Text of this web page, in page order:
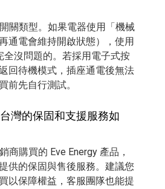
關類型。如果電器使用「機械
通電會維持開啟狀態），使用
全沒問題的。若採用電子式按
回待機模式，插座通電後無法
前先自行測試。
灣的保固和支援服務如
商購買的 Eve Energy 產品，
供的保固與售後服務。建議您
以保障權益，客服團隊也能提